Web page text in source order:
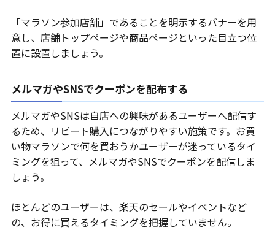
「マラソン参加店舗」であることを明示するバナーを用
意し、店舗トップページや商品ページといった目立つ位
置に設置しましょう。
メルマガやSNSでクーポンを配布する
メルマガやSNSは自店への興味があるユーザーへ配信す
るため、リピート購入につながりやすい施策です。お買
い物マラソンで何を買おうかユーザーが迷っているタイ
ミングを狙って、メルマガやSNSでクーポンを配信しま
しょう。
ほとんどのユーザーは、楽天のセールやイベントなど
の、お得に買えるタイミングを把握していません。